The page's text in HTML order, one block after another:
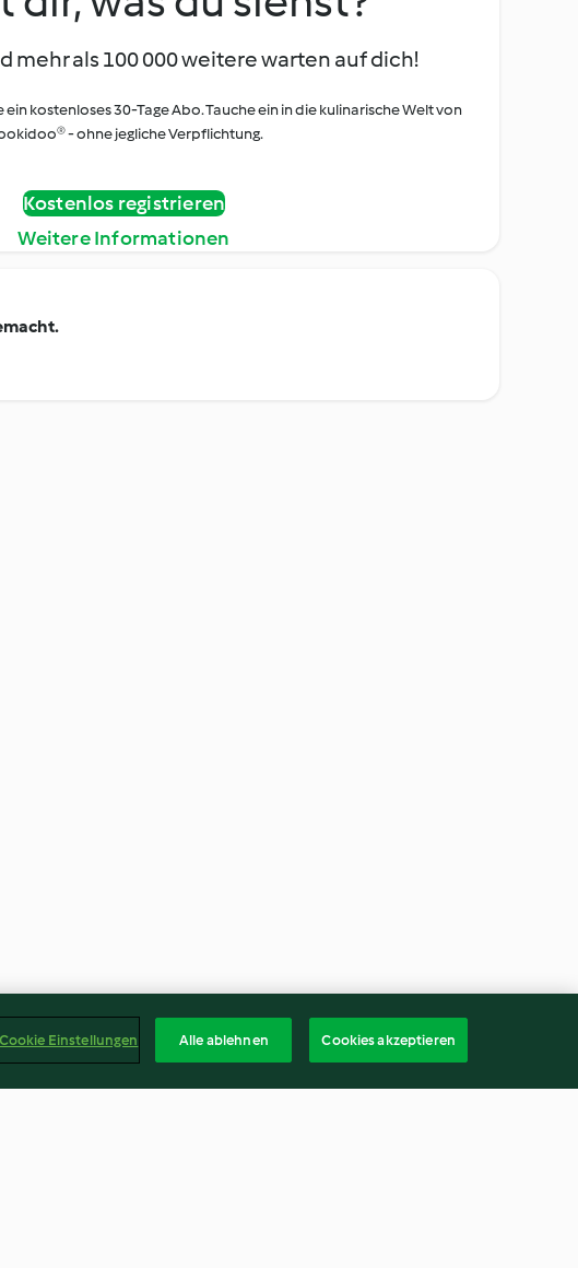
mehr als 100 000 weitere warten auf dich!
kostenloses 30-Tage Abo. Tauche ein in die kulinarische Welt von
- ohne jegliche Verpflichtung.
Kostenlos registrieren
Weitere Informationen
Cookie Einstellungen Alle ablehnen Cookies akzeptieren